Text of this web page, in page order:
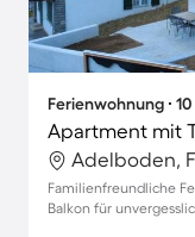
Ferienwohnung ∙
Apartment mit
Adelboden,
Familienfreundliche
Balkon für